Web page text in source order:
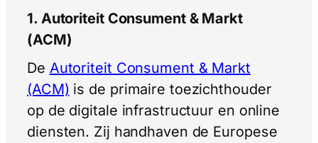
1. Autoriteit Consument & Markt
(ACM)
De Autoriteit Consument & Markt
(ACM) is de primaire toezichthouder
op de digitale infrastructuur en online
diensten. Zij handhaven de Europese